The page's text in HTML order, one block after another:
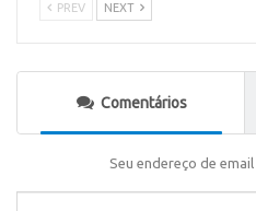
PREV NEXT
Comentários
Seu endereço de